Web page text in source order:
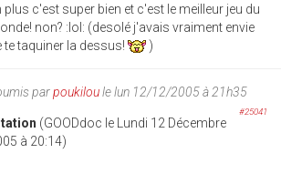
plus c'est super bien et c'est le meilleur jeu du
non? :lol: (desolé j'avais vraiment envie
te taquiner la dessus!
)
parpoukiloule lun 12/12/2005 à 21h35
#25041
(GOODdoc le Lundi 12 Décembre
à 20:14)